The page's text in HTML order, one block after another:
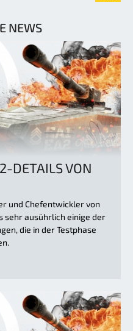
NEWS
DETAILS VON
und Chefentwickler von
ausührlich einige der
die in der Testphase